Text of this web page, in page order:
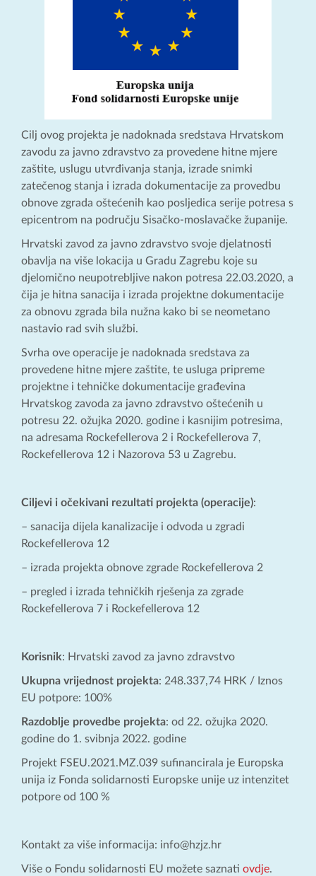
Cilj ovog projekta je nadoknada sredstava Hrvatskom
zavodu za javno zdravstvo za provedene hitne mjere
zaštite, uslugu utvrđivanja stanja, izrade snimki
zatečenog stanja i izrada dokumentacije za provedbu
obnove zgrada oštećenih kao posljedica serije potresa s
epicentrom na području Sisačko-moslavačke županije.
Hrvatski zavod za javno zdravstvo svoje djelatnosti
obavlja na više lokacija u Gradu Zagrebu koje su
djelomično neupotrebljive nakon potresa 22.03.2020, a
čija je hitna sanacija i izrada projektne dokumentacije
za obnovu zgrada bila nužna kako bi se neometano
nastavio rad svih službi.
Svrha ove operacije je nadoknada sredstava za
provedene hitne mjere zaštite, te usluga pripreme
projektne i tehničke dokumentacije građevina
Hrvatskog zavoda za javno zdravstvo oštećenih u
potresu 22. ožujka 2020. godine i kasnijim potresima,
na adresama Rockefellerova 2 i Rockefellerova 7,
Rockefellerova 12 i Nazorova 53 u Zagrebu.
Ciljevi i očekivani rezultati projekta (operacije):
– sanacija dijela kanalizacije i odvoda u zgradi
Rockefellerova 12
– izrada projekta obnove zgrade Rockefellerova 2
– pregled i izrada tehničkih rješenja za zgrade
Rockefellerova 7 i Rockefellerova 12
Korisnik: Hrvatski zavod za javno zdravstvo
Ukupna vrijednost projekta: 248.337,74 HRK / Iznos
EU potpore: 100%
Razdoblje provedbe projekta: od 22. ožujka 2020.
godine do 1. svibnja 2022. godine
Projekt FSEU.2021.MZ.039 sufinancirala je Europska
unija iz Fonda solidarnosti Europske unije uz intenzitet
potpore od 100 %
Kontakt za više informacija: info@hzjz.hr
Više o Fondu solidarnosti EU možete saznati ovdje.